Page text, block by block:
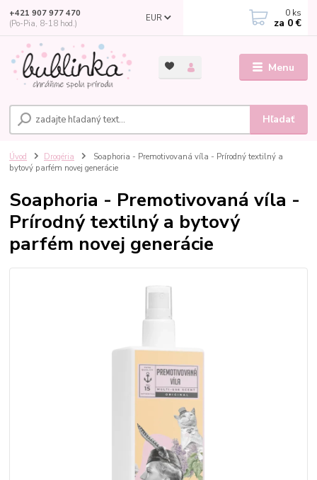
Menu
EUR
Hľadať
+421 907 977 470
(Po-Pia, 8-18 hod.)
0 ks
za 0 €
Úvod Drogéria
Soaphoria - Premotivovaná víla - Prírodný textilný a
bytový parfém novej generácie
Soaphoria - Premotivovaná víla -
Prírodný textilný a bytový
parfém novej generácie